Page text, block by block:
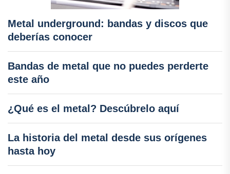
Metal underground: bandas y discos que
deberías conocer
Bandas de metal que no puedes perderte
este año
¿Qué es el metal? Descúbrelo aquí
La historia del metal desde sus orígenes
hasta hoy